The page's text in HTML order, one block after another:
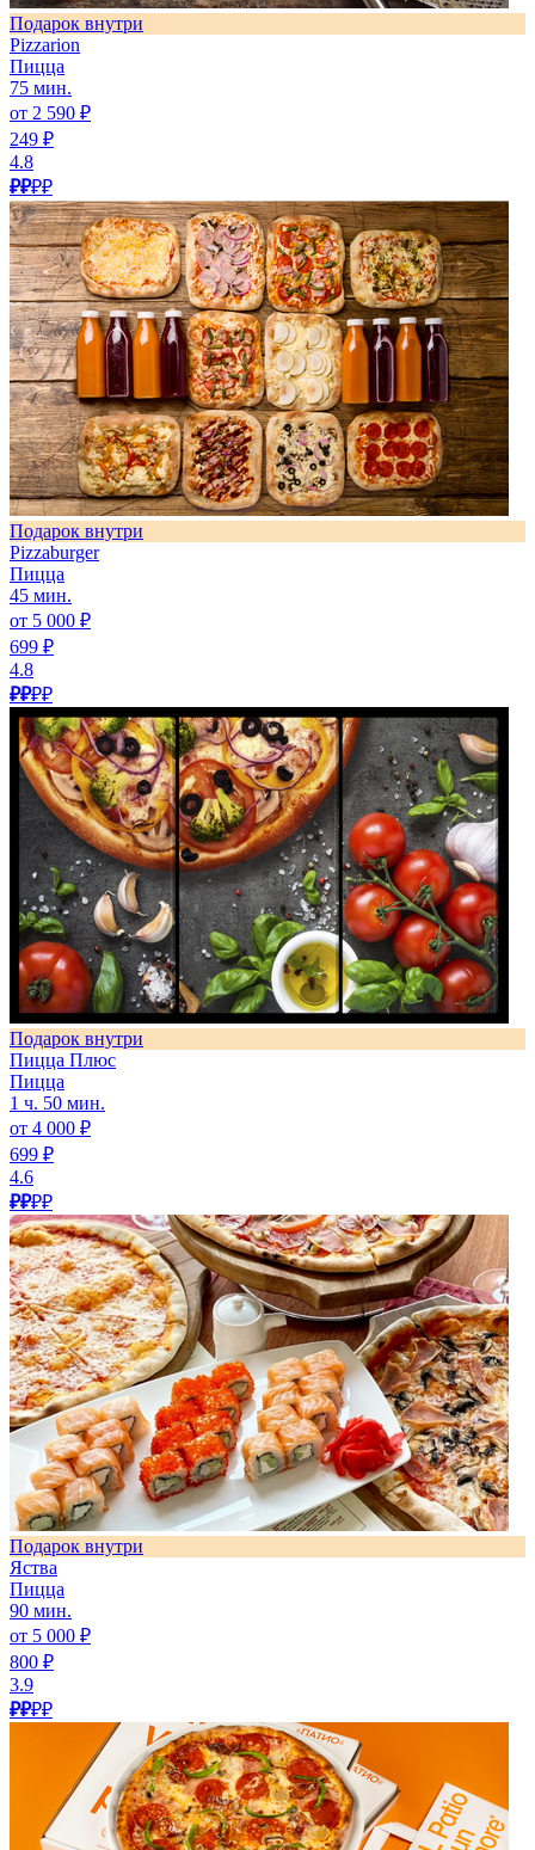
Подарок внутри
Pizzarion
Пицца
75 мин.
от 2 590 ₽
249 ₽
4.8
₽₽₽₽
Подарок внутри
Pizzaburger
Пицца
45 мин.
от 5 000 ₽
699 ₽
4.8
₽₽₽₽
Подарок внутри
Пицца Плюс
Пицца
1 ч. 50 мин.
от 4 000 ₽
699 ₽
4.6
₽₽₽₽
Подарок внутри
Яства
Пицца
90 мин.
от 5 000 ₽
800 ₽
3.9
₽₽₽₽